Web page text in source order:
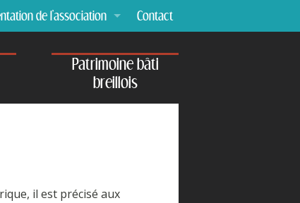
de l'association
de l'ASPB
Contact
Patrimoine bâti
breillois
il est précisé aux